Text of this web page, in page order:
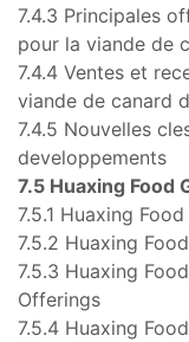
7.4.3 Principales
pour la viande de
7.4.4 Ventes et
viande de canard
7.4.5 Nouvelles
developpements
7.5 Huaxing Food
7.5.1 Huaxing
7.5.2 Huaxing
7.5.3 Huaxing
Offerings
7.5.4 Huaxing